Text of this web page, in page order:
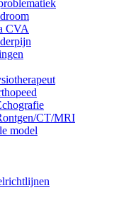
CVA
CT/MRI
model